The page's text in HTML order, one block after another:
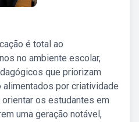
é total ao
no ambiente escolar,
que priorizam
por criatividade
os estudantes em
uma geração notável,